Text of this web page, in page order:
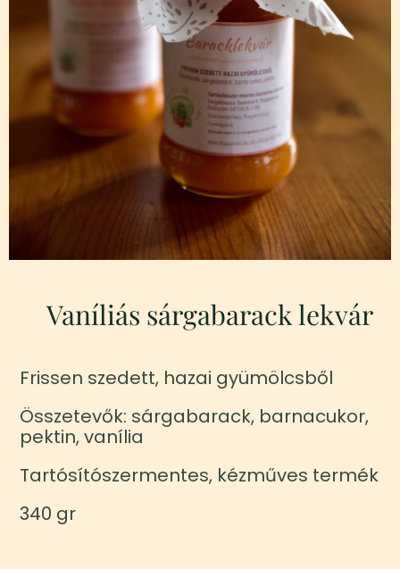
Vaníliás sárgabarack lekvár
Frissen szedett, hazai gyümölcsből
Összetevők: sárgabarack, barnacukor,
pektin, vanília
Tartósítószermentes, kézműves termék
340 gr